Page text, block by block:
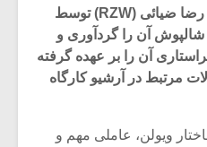
شهریورماه ۱۳۹۷ در کارگاه رضا ضیائی (RZW) توسط
آن را گردآوری و
آن را بر عهده گرفته
مرتبط در آرشیو کارگاه
ویولن، عاملی مهم و